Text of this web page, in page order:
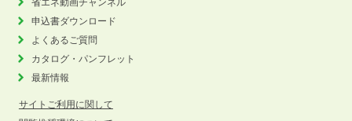
省エネ動画チャンネル
申込書ダウンロード
よくあるご質問
カタログ・パンフレット
最新情報
サイトご利用に関して